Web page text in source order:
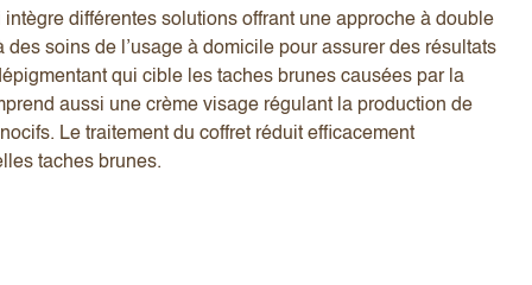
différentes solutions offrant une approche à double
soins de l’usage à domicile pour assurer des résultats
qui cible les taches brunes causées par la
aussi une crème visage régulant la production de
Le traitement du coffret réduit efficacement
taches brunes.